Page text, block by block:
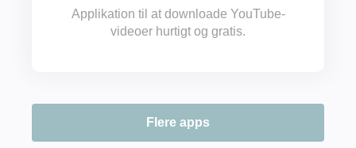
Applikation til at downloade YouTube-
videoer hurtigt og gratis.
Flere apps